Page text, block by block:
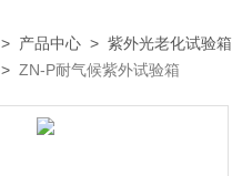
> 产品中心 >紫外光老化试验箱
>ZN-P耐气候紫外试验箱